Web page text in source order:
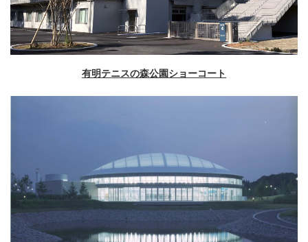
有明テニスの森公園ショーコート